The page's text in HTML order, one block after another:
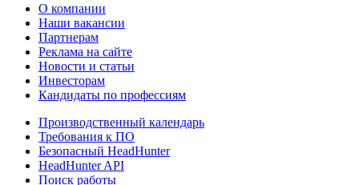
О компании
Наши вакансии
Партнерам
Реклама на сайте
Новости и статьи
Инвесторам
Кандидаты по профессиям
Производственный календарь
Требования к ПО
Безопасный HeadHunter
HeadHunter API
Поиск работы